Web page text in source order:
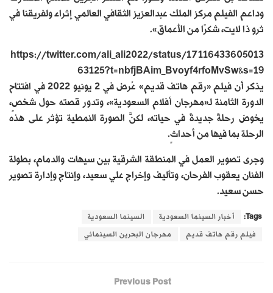
وداعم الفيلم مركز الملك عبدالعزيز الثقافي العالمي إثراء ولفريقنا في
ثرو ذا لايت، شكرًا من الأعماق».
https://twitter.com/ali_ali2022/status/17116433605013
63125?t=nbfjBAim_Bvoyf4rfoMvSw&s=19
يذكر أن فيلم «رقم هاتف قديم» عُرض في 2 يونيو 2022 في افتتاح
الدورة الثامنة لـ«مهرجان أفلام السعودية»، وتدور قصته حول شخصٍ،
يخوض رحلةً جديدةً في حياته، لكنَّ الصورة النمطية تؤثر على هذه
الرحلة بما فيها من أحداثٍ.
وجرى تصوير العمل في المنطقة الشرقية بين سيهات والدمام، بطولة
الفنان يعقوب الفرحان، وتأليف وإخراج علي سعيد، وإنتاج وإدارة تصوير
حسن سعيد.
Tags: أخبار السينما السعودية السينما السعودية
فيلم رقم هاتف قديم مهرجان البحرين السينمائي
Previous Post